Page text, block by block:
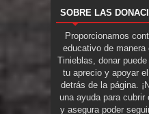
SOBRE LAS
Proporcionamos
educativo de manera
Tinieblas, donar
tu aprecio y apoyar
detrás de la página.
una ayuda para
y asegura poder